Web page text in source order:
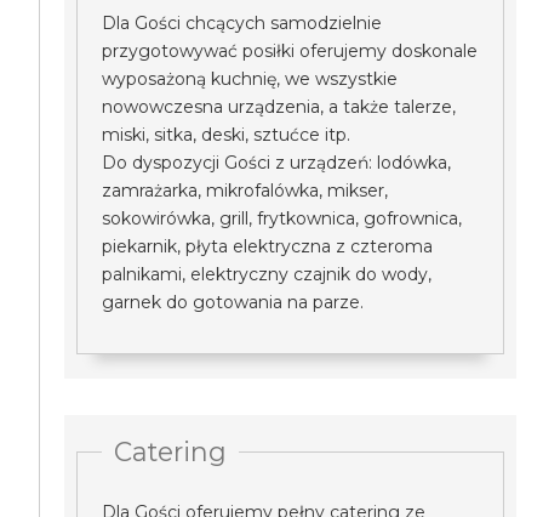
Dla Gości chcących samodzielnie
przygotowywać posiłki oferujemy doskonale
wyposażoną kuchnię, we wszystkie
nowowczesna urządzenia, a także talerze,
miski, sitka, deski, sztućce itp.
Do dyspozycji Gości z urządzeń: lodówka,
zamrażarka, mikrofalówka, mikser,
sokowirówka, grill, frytkownica, gofrownica,
piekarnik, płyta elektryczna z czteroma
palnikami, elektryczny czajnik do wody,
garnek do gotowania na parze.
Catering
Dla Gości oferujemy pełny catering ze